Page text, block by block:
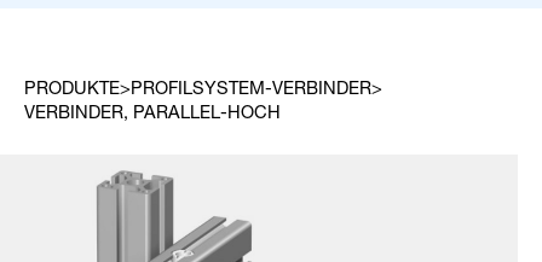
PRODUKTE
PROFILSYSTEM-VERBINDER
VERBINDER, PARALLEL-HOCH